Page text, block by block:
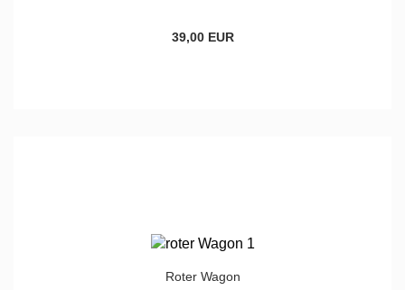
39,00 EUR
Roter Wagon